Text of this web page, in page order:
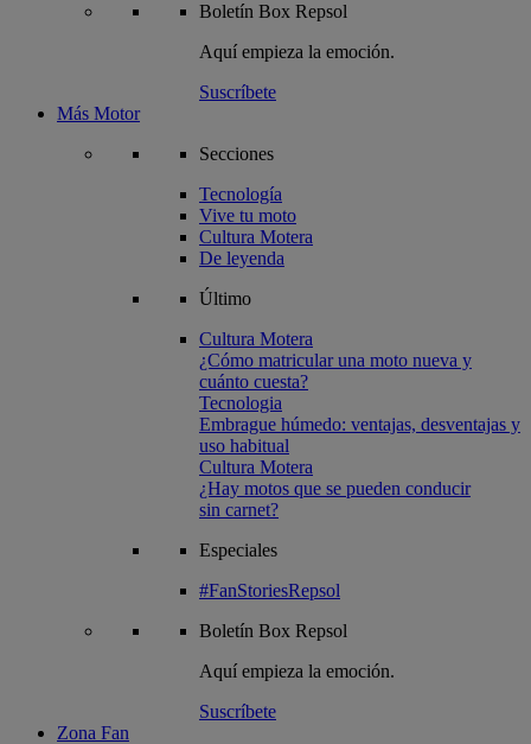
Boletín Box Repsol
Aquí empieza la emoción.
Suscríbete
Más Motor
Secciones
Tecnología
Vive tu moto
Cultura Motera
De leyenda
Último
Cultura Motera
¿Cómo matricular una moto nueva y
cuánto cuesta?
Tecnologia
Embrague húmedo: ventajas, desventajas y
uso habitual
Cultura Motera
¿Hay motos que se pueden conducir
sin carnet?
Especiales
#FanStoriesRepsol
Boletín Box Repsol
Aquí empieza la emoción.
Suscríbete
Zona Fan